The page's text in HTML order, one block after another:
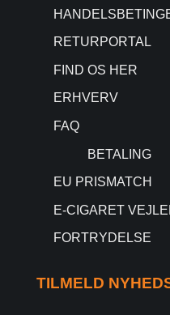
RETURPORTAL
FIND OS HER
ERHVERV
FAQ
BETALING
EU PRISMATCH
E-CIGARET
FORTRYDELSE
TILMELD